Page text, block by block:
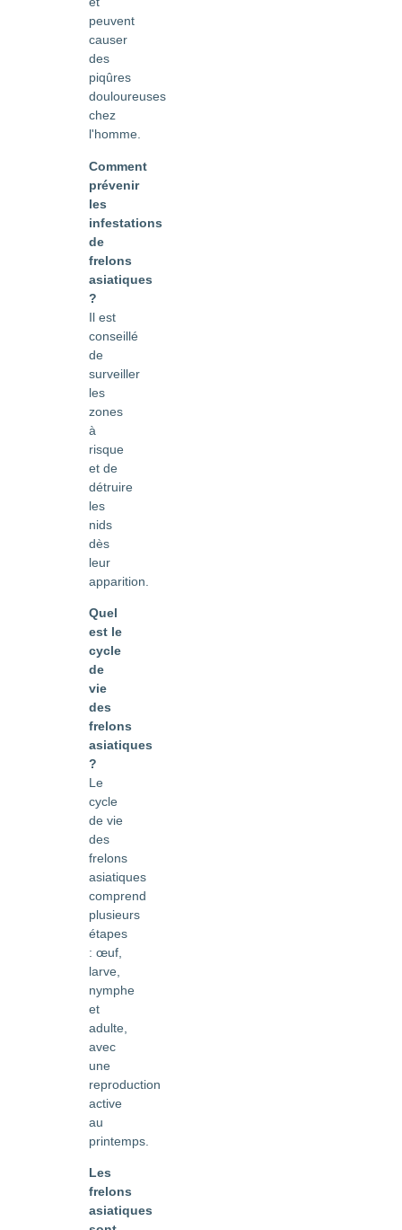
peuvent
causer
des
piqûres
douloureuses
chez
l'homme.
Comment
prévenir
les
infestations
de
frelons
asiatiques
?
Il est
conseillé
de
surveiller
les
zones
à
risque
et de
détruire
les
nids
dès
leur
apparition.
Quel
est le
cycle
de
vie
des
frelons
asiatiques
?
Le
cycle
de vie
des
frelons
asiatiques
comprend
plusieurs
étapes
: œuf,
larve,
nymphe
et
adulte,
avec
une
reproduction
active
au
printemps.
Les
frelons
asiatiques